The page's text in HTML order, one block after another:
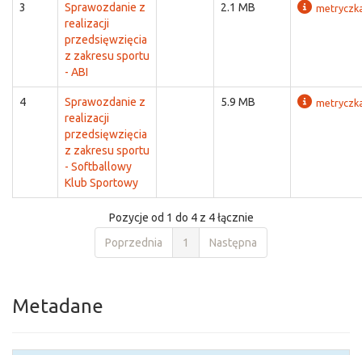
3
Sprawozdanie z
realizacji
przedsięwzięcia
z zakresu sportu
- ABI
2.1 MB
4
Sprawozdanie z
realizacji
przedsięwzięcia
z zakresu sportu
- Softballowy
Klub Sportowy
5.9 MB
Pozycje od 1 do 4 z 4 łącznie
Poprzednia
1 Następna
Metadane